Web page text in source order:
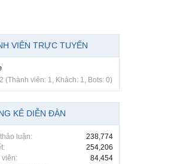
VIÊN TRỰC TUYẾN
(Thành viên: 1, Khách: 1, Bots: 0)
KÊ DIỄN ĐÀN
luận:
238,774
254,206
viên:
84,454